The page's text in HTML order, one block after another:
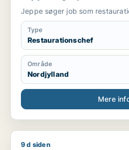
Jeppe søger job som
Type
Restaurationschef
Område
Nordjylland
Mere
Ibrahim søger job som
9 d siden